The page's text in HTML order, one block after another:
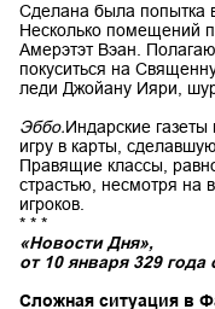
Сделана была попытка
Несколько помещений
Амерэтэт Вэан.
покуситься на
леди Джойану Ияри,
Эббо.Индарские
игру в карты,
Правящие классы,
страстью, несмотря на
игроков.
* * *
«Новости Дня»,
от 10 января 329
Сложная ситуация в